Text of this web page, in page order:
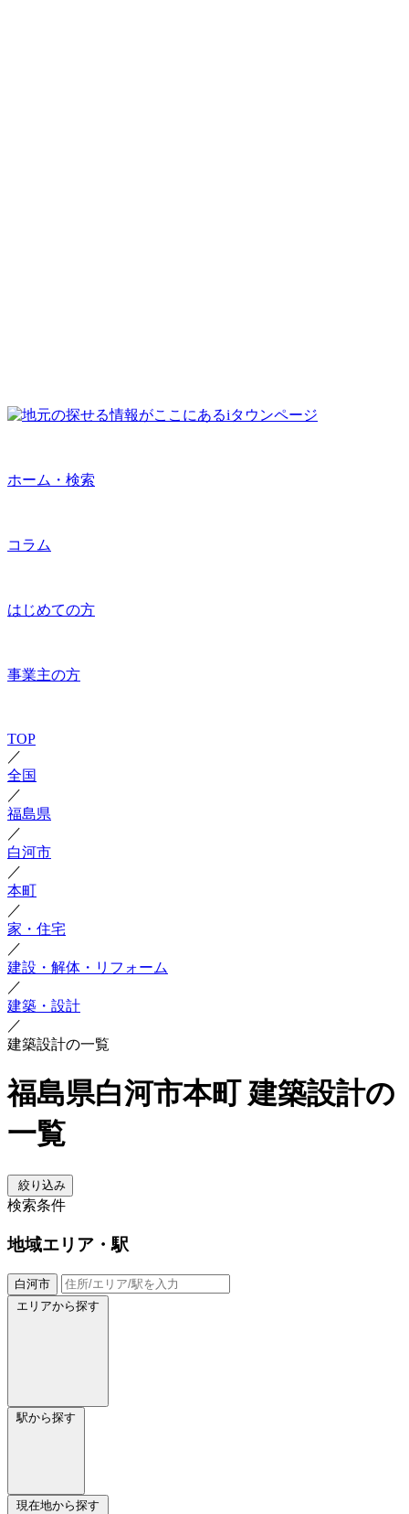
ホーム・検索
コラム
はじめての方
事業主の方
TOP
／
全国
／
福島県
／
白河市
／
本町
／
家・住宅
／
建設・解体・リフォーム
／
建築・設計
／
建築設計の一覧
福島県白河市本町 建築設計の
一覧
絞り込み
検索条件
地域エリア・駅
白河市
エリアから探す
駅から探す
現在地から探す